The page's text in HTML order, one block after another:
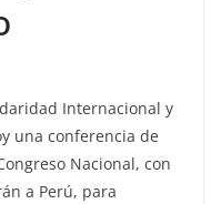
Internacional y
una conferencia de
Nacional, con
a Perú, para